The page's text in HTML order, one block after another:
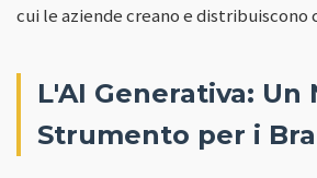
cui le aziende creano e distribuiscono
L'AI Generativa: Un
Strumento per i